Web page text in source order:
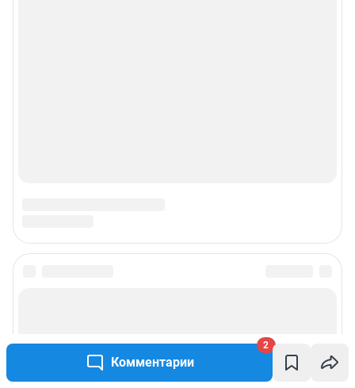
Комментарии
2